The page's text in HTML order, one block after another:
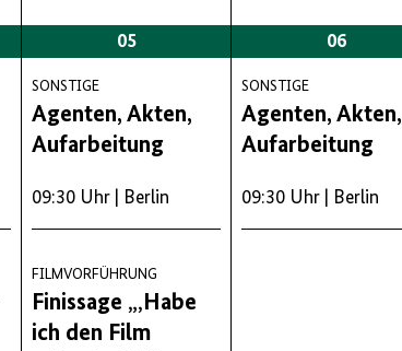
05
SONSTIGE
Agenten, Akten,
Aufarbeitung
09:30 Uhr | Berlin
FILMVORFÜHRUNG
Finissage „‚Habe
ich den Film
06
SONSTIGE
Agenten, Akten,
Aufarbeitung
09:30 Uhr | Berlin